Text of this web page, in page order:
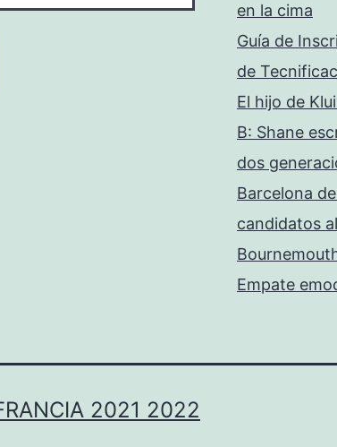
en la cima
Guía de
de
El hijo de
B: Shane
dos
Barcelona
candidatos
Empate
2021 2022